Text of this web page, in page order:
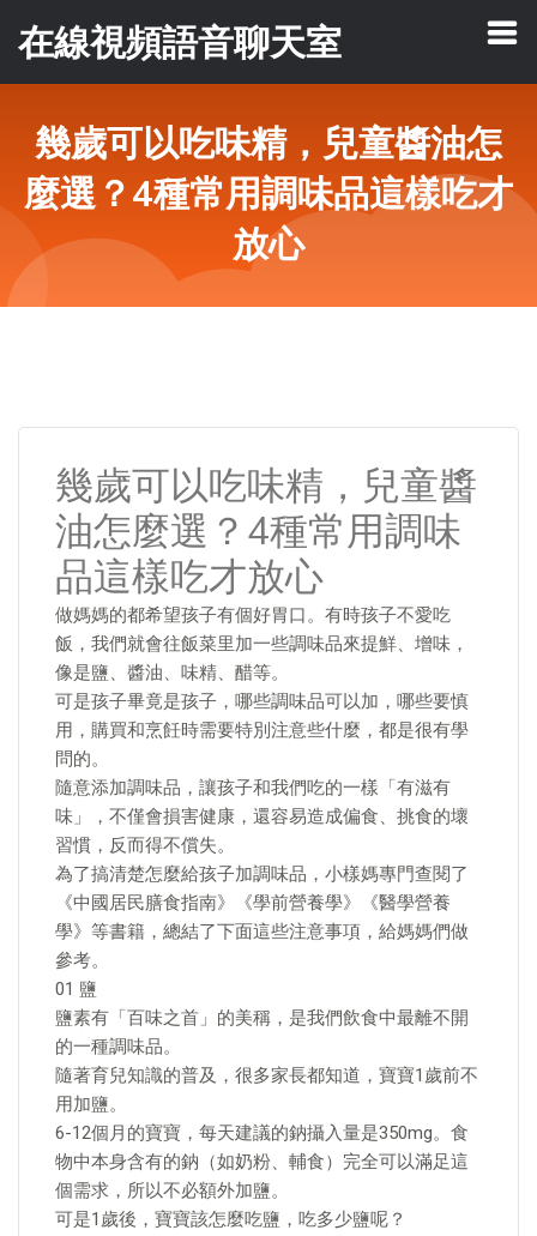
在線視頻語音聊天室
幾歲可以吃味精，兒童醬油怎
麼選？4種常用調味品這樣吃才
放心
幾歲可以吃味精，兒童醬
油怎麼選？4種常用調味
品這樣吃才放心
做媽媽的都希望孩子有個好胃口。有時孩子不愛吃
飯，我們就會往飯菜里加一些調味品來提鮮、增味，
像是鹽、醬油、味精、醋等。
可是孩子畢竟是孩子，哪些調味品可以加，哪些要慎
用，購買和烹飪時需要特別注意些什麼，都是很有學
問的。
隨意添加調味品，讓孩子和我們吃的一樣「有滋有
味」，不僅會損害健康，還容易造成偏食、挑食的壞
習慣，反而得不償失。
為了搞清楚怎麼給孩子加調味品，小樣媽專門查閱了
《中國居民膳食指南》《學前營養學》《醫學營養
學》等書籍，總結了下面這些注意事項，給媽媽們做
參考。
01 鹽
鹽素有「百味之首」的美稱，是我們飲食中最離不開
的一種調味品。
隨著育兒知識的普及，很多家長都知道，寶寶1歲前不
用加鹽。
6-12個月的寶寶，每天建議的鈉攝入量是350mg。食
物中本身含有的鈉（如奶粉、輔食）完全可以滿足這
個需求，所以不必額外加鹽。
可是1歲後，寶寶該怎麼吃鹽，吃多少鹽呢？